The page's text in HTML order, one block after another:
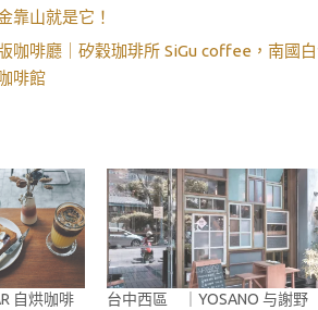
靠山就是它！
咖啡廳｜矽穀珈琲所 SiGu coffee，南國
啡館
自烘咖啡
台中西區 ｜YOSANO 与謝野